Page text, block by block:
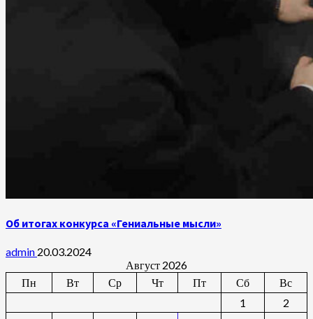
Об итогах конкурса «Гениальные мысли»
admin 20.03.2024
Август 2026
Пн
Вт Ср Чт Пт Сб
Вс
1
2